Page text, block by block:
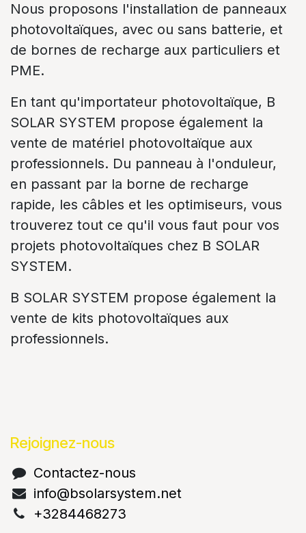
Nous proposons l'installation de panneaux
photovoltaïques, avec ou sans batterie, et
de bornes de recharge aux particuliers et
PME.
En tant qu'importateur photovoltaïque, B
SOLAR SYSTEM propose également la
vente de matériel photovoltaïque aux
professionnels. Du panneau à l'onduleur,
en passant par la borne de recharge
rapide, les câbles et les optimiseurs, vous
trouverez tout ce qu'il vous faut pour vos
projets photovoltaïques chez B SOLAR
SYSTEM.
B SOLAR SYSTEM propose également la
vente de kits photovoltaïques aux
professionnels.
Rejoignez-nous
Contactez-nous
info@bsolarsystem.net
+3284468273